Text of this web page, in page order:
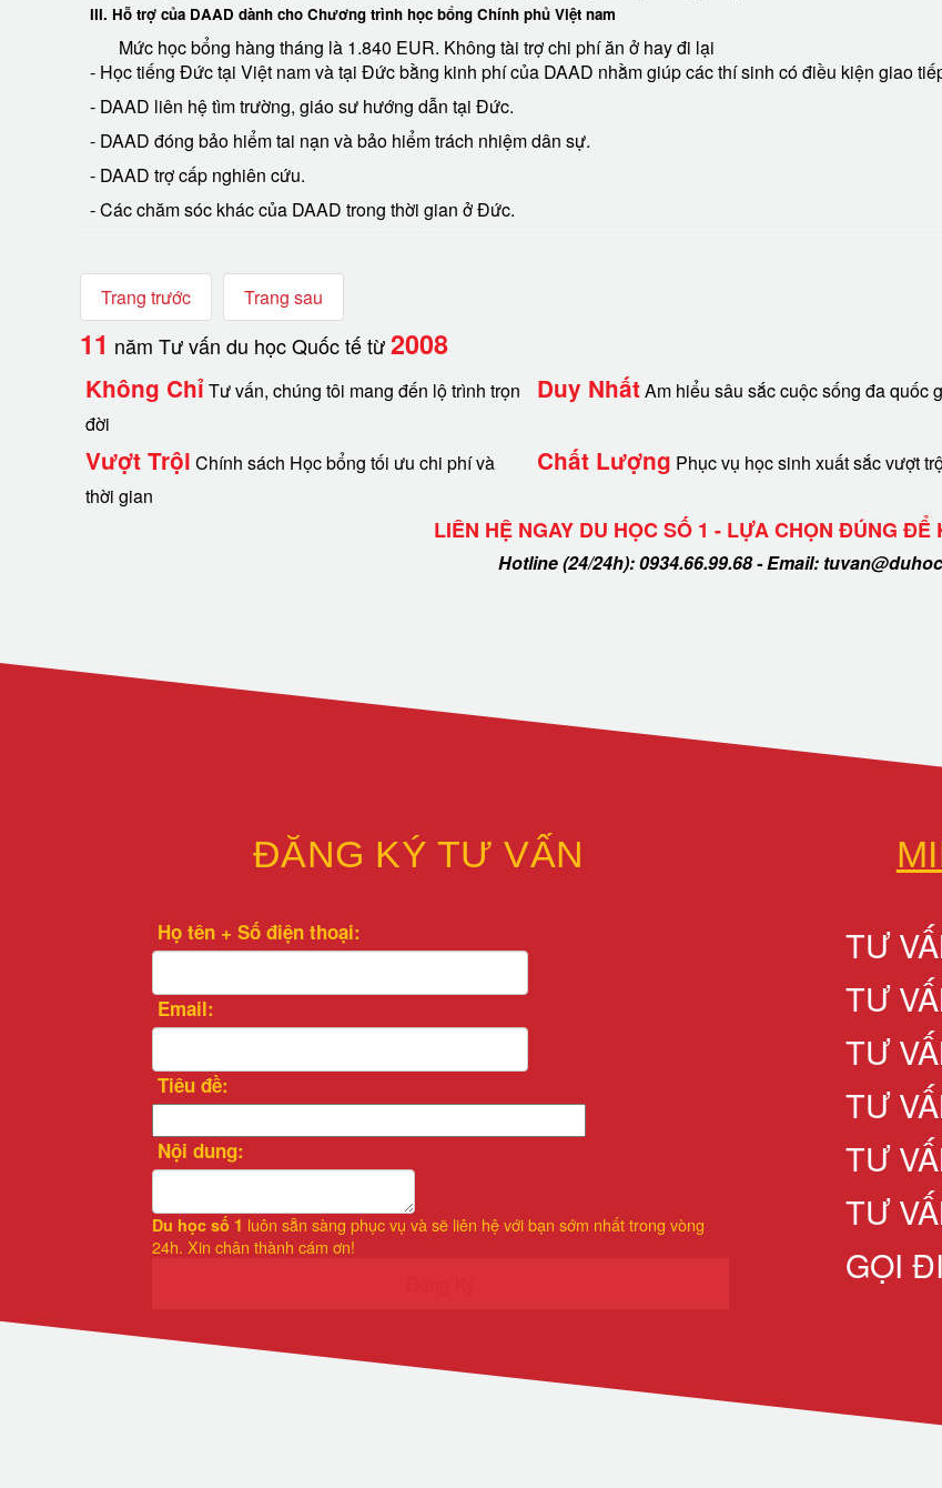
III. Hỗ trợ của DAAD dành cho Chương trình học bổng Chính phủ Việt nam
Mức học bổng hàng tháng là 1.840 EUR. Không tài trợ chi phí ăn ở hay đi lại
- Học tiếng Đức tại Việt nam và tại Đức bằng kinh phí của DAAD nhằm giúp các thí sinh có điều kiện giao
- DAAD liên hệ tìm trường, giáo sư hướng dẫn tại Đức.
- DAAD đóng bảo hiểm tai nạn và bảo hiểm trách nhiệm dân sự.
- DAAD trợ cấp nghiên cứu.
- Các chăm sóc khác của DAAD trong thời gian ở Đức.
Trang trước Trang sau
11 năm Tư vấn du học Quốc tế từ2008
Không ChỉTư vấn, chúng tôi mang đến lộ trình trọn
đời
Duy NhấtAm hiểu sâu sắc cuộc sống đa quốc
Vượt Trội Chính sách Học bổng tối ưu chi phí và
thời gian
Chất Lượng Phục vụ học sinh xuất sắc vượt
LIÊN HỆ NGAY DU HỌC SỐ 1 - LỰA CHỌN ĐÚNG ĐỂ
Hotline (24/24h): 0934.66.99.68 - Email:
ĐĂNG KÝ TƯ VẤN
Họ tên + Số điện thoại:
Email:
Tiêu đề:
Nội dung:
Du học số 1 luôn sẵn sàng phục vụ và sẽ liên hệ với bạn sớm nhất trong vòng
24h. Xin chân thành cám ơn!
TƯ
TƯ
TƯ
TƯ
TƯ
TƯ
GỌI